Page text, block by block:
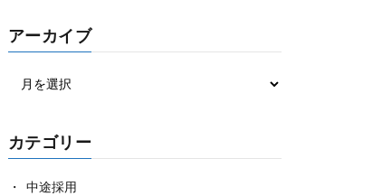
アーカイブ
カテゴリー
中途採用